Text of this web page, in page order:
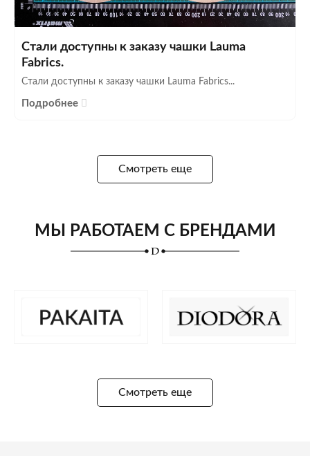
Стали доступны к заказу чашки Lauma
Fabrics.
Стали доступны к заказу чашки Lauma Fabrics...
Подробнее
Смотреть еще
МЫ РАБОТАЕМ С БРЕНДАМИ
Смотреть еще